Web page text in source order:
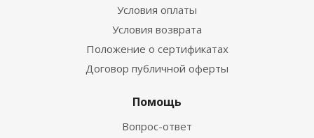
Условия оплаты
Условия возврата
Положение о сертификатах
Договор публичной оферты
Помощь
Вопрос-ответ